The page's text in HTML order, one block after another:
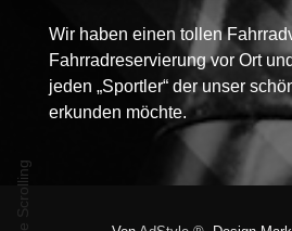
Side Scrolling
Wir haben einen tollen
Fahrradreservierung vor Ort
jeden „Sportler“ der unser
erkunden möchte.